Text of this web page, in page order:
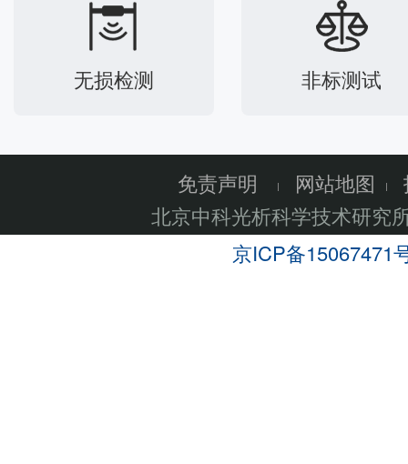
无损检测 非标测试
免责声明 网站地图
北京中科光析科学技术研究
京ICP备15067471